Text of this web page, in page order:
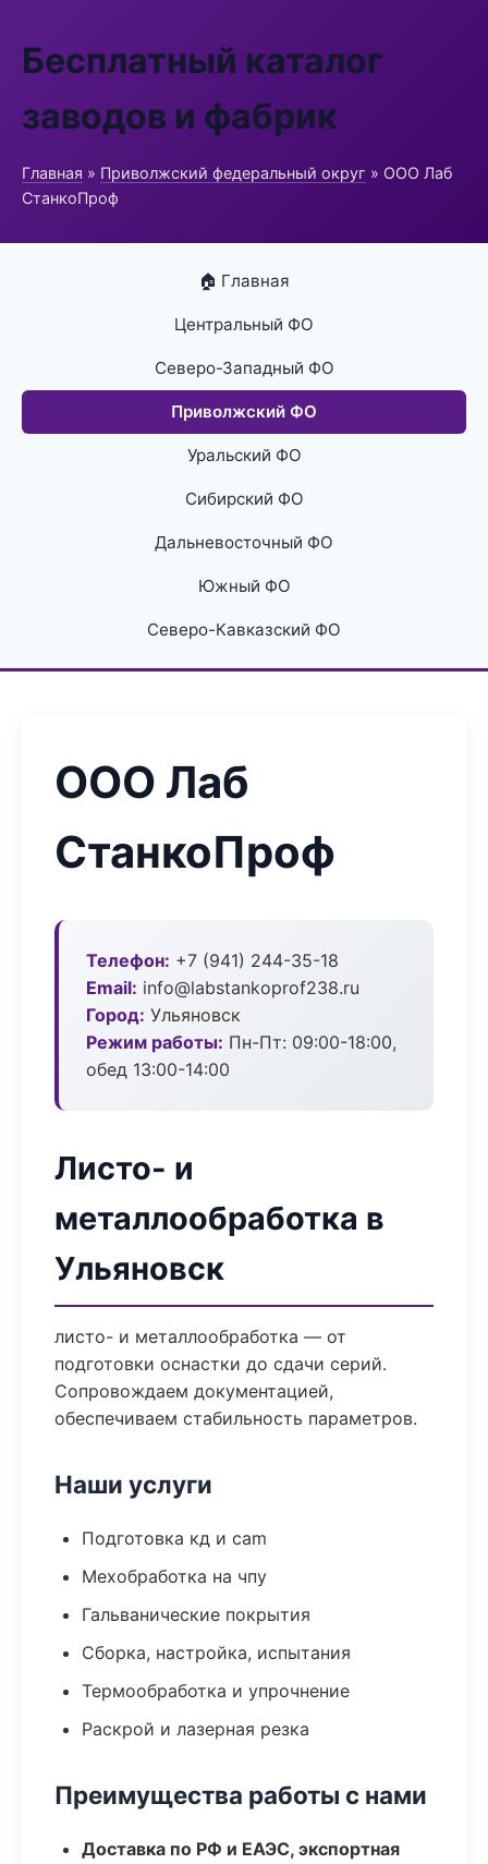
Бесплатный каталог
заводов и фабрик
Главная » Приволжский федеральный округ » ООО Лаб
СтанкоПроф
🏠 Главная
Центральный ФО
Северо-Западный ФО
Приволжский ФО
Уральский ФО
Сибирский ФО
Дальневосточный ФО
Южный ФО
Северо-Кавказский ФО
ООО Лаб
СтанкоПроф
Телефон: +7 (941) 244-35-18
Email: info@labstankoprof238.ru
Город: Ульяновск
Режим работы: Пн-Пт: 09:00-18:00,
обед 13:00-14:00
Листо- и
металлообработка в
Ульяновск
листо- и металлообработка — от
подготовки оснастки до сдачи серий.
Сопровождаем документацией,
обеспечиваем стабильность параметров.
Наши услуги
Подготовка кд и cam
Мехобработка на чпу
Гальванические покрытия
Сборка, настройка, испытания
Термообработка и упрочнение
Раскрой и лазерная резка
Преимущества работы с нами
Доставка по РФ и ЕАЭС, экспортная